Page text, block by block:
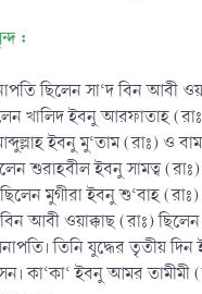
:
ছিলেন সা‘দ বিন আবী
খালিদ ইবনু আরফাতাহ
ইবনু মু‘তাম (রাঃ) ও
শুরাহবীল ইবনু সামত্ব
মুগীরা ইবনু শু‘বাহ
আবী ওয়াক্কাছ (রাঃ) ছিলেন
তিনি যুদ্ধের তৃতীয় দিন
কা‘কা‘ ইবনু আমর তামীমী